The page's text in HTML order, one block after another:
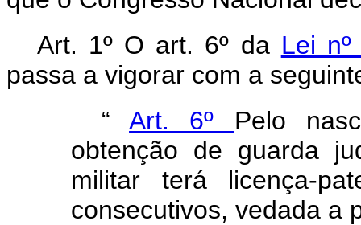
Art. 1º O art. 6º da Lei
passa a vigorar com a
“Art. 6º Pelo
obtenção de guarda
militar terá licença-
consecutivos, vedada a